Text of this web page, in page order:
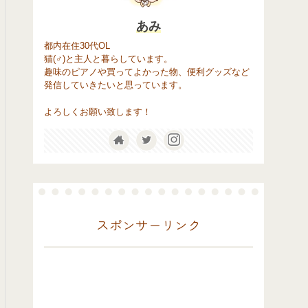
あみ
都内在住30代OL
猫(♂)と主人と暮らしています。
趣味のピアノや買ってよかった物、便利グッズなど
発信していきたいと思っています。
よろしくお願い致します！
スポンサーリンク